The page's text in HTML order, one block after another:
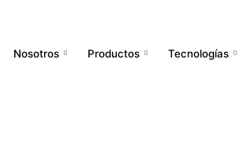
Nosotros Productos Tecnologías